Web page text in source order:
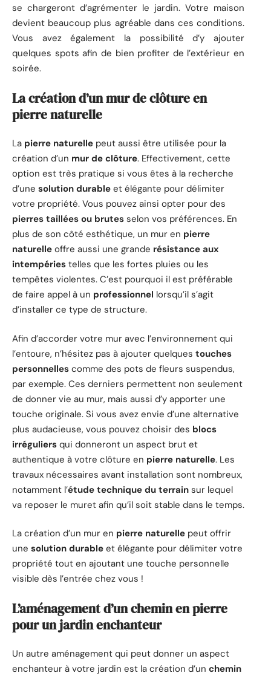
se chargeront d’agrémenter le jardin. Votre maison
devient beaucoup plus agréable dans ces conditions.
Vous avez également la possibilité d’y ajouter
quelques spots afin de bien profiter de l’extérieur en
soirée.
La création d’un mur de clôture en
pierre naturelle
La pierre naturelle peut aussi être utilisée pour la
création d’un mur de clôture. Effectivement, cette
option est très pratique si vous êtes à la recherche
d’une solution durable et élégante pour délimiter
votre propriété. Vous pouvez ainsi opter pour des
pierres taillées ou brutes selon vos préférences. En
plus de son côté esthétique, un mur en pierre
naturelle offre aussi une grande résistance aux
intempéries telles que les fortes pluies ou les
tempêtes violentes. C’est pourquoi il est préférable
de faire appel à un professionnel lorsqu’il s’agit
d’installer ce type de structure.
Afin d’accorder votre mur avec l’environnement qui
l’entoure, n’hésitez pas à ajouter quelques touches
personnelles comme des pots de fleurs suspendus,
par exemple. Ces derniers permettent non seulement
de donner vie au mur, mais aussi d’y apporter une
touche originale. Si vous avez envie d’une alternative
plus audacieuse, vous pouvez choisir des blocs
irréguliers qui donneront un aspect brut et
authentique à votre clôture en pierre naturelle. Les
travaux nécessaires avant installation sont nombreux,
notamment l’étude technique du terrain sur lequel
va reposer le muret afin qu’il soit stable dans le temps.
La création d’un mur en pierre naturelle peut offrir
une solution durable et élégante pour délimiter votre
propriété tout en ajoutant une touche personnelle
visible dès l’entrée chez vous !
L’aménagement d’un chemin en pierre
pour un jardin enchanteur
Un autre aménagement qui peut donner un aspect
enchanteur à votre jardin est la création d’un chemin